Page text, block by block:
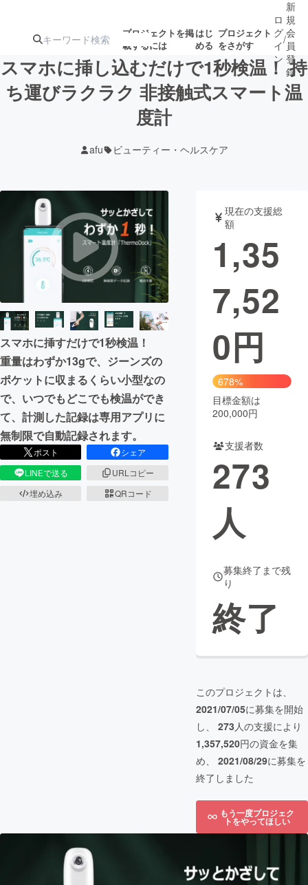
プロジェクトを掲
載するには
はじ
める
プロジェクト
をさがす
注目の新着プロ募集終了が近いプ
テクノロジー・ガジェット
映像・映画 書籍・雑誌
チャレンジ
まちづくり・地域活性化
CAMPFIRE for Social Good
CAMPFIRE Creation
CAMPFIREふるさと納税machi-ya コミュニティ
ロ
グ
イ
ン
/
新
規
会
員
登
録
スマホに挿し込むだけで1秒検温！ 持
ち運びラクラク 非接触式スマート温
度計
afu ビューティー・ヘルスケア
スマホに挿すだけで1秒検温！
重量はわずか13gで、ジーンズの
ポケットに収まるくらい小型なの
で、いつでもどこでも検温ができ
て、計測した記録は専用アプリに
無制限で自動記録されます。
ポスト
シェア
LINEで送る
URLコピー
埋め込み
QRコード
現在の支援総
額
1,35
7,52
0円
678%
目標金額は
200,000円
支援者数
273
人
募集終了まで残
り
終了
このプロジェクトは、
2021/07/05に募集を開始
し、 273人の支援により
1,357,520円の資金を集
め、 2021/08/29に募集を
終了しました
もう一度プロジェク
トをやってほしい